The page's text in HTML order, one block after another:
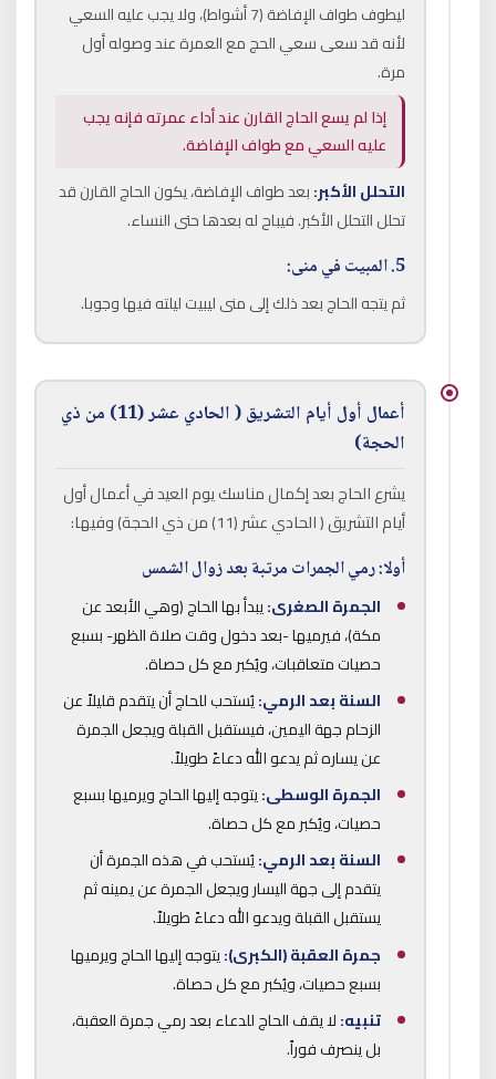
ليطوف طواف الإفاضة (7 أشواط)، ولا يجب عليه السعي
لأنه قد سعى سعي الحج مع العمرة عند وصوله أول
مرة.
إذا لم يسع الحاج القارن عند أداء عمرته فإنه يجب
عليه السعي مع طواف الإفاضة.
التحلل الأكبر:بعد طواف الإفاضة، يكون الحاج القارن قد
تحلل التحلل الأكبر. فيباح له بعدها حتى النساء.
5. المبيت في منى:
ثم يتجه الحاج بعد ذلك إلى منى ليبيت ليلته فيها وجوبا.
أعمال أول أيام التشريق ( الحادي عشر (11) من ذي
الحجة)
يشرع الحاج بعد إكمال مناسك يوم العيد في أعمال أول
أيام التشريق ( الحادي عشر (11) من ذي الحجة) وفيها:
أولا: رمي الجمرات مرتبة بعد زوال الشمس
الجمرة الصغرى:يبدأ بها الحاج (وهي الأبعد عن
مكة)، فيرميها -بعد دخول وقت صلاة الظهر- بسبع
حصيات متعاقبات، ويُكبر مع كل حصاة.
السنة بعد الرمي:يُستحب للحاج أن يتقدم قليلاً عن
الزحام جهة اليمين، فيستقبل القبلة ويجعل الجمرة
عن يساره ثم يدعو الله دعاءً طويلاً.
الجمرة الوسطى:يتوجه إليها الحاج ويرميها بسبع
حصيات، ويُكبر مع كل حصاة.
السنة بعد الرمي:يُستحب في هذه الجمرة أن
يتقدم إلى جهة اليسار ويجعل الجمرة عن يمينه ثم
يستقبل القبلة ويدعو الله دعاءً طويلاً.
جمرة العقبة (الكبرى):يتوجه إليها الحاج ويرميها
بسبع حصيات، ويُكبر مع كل حصاة.
تنبيه:لا يقف الحاج للدعاء بعد رمي جمرة العقبة،
بل ينصرف فوراً.